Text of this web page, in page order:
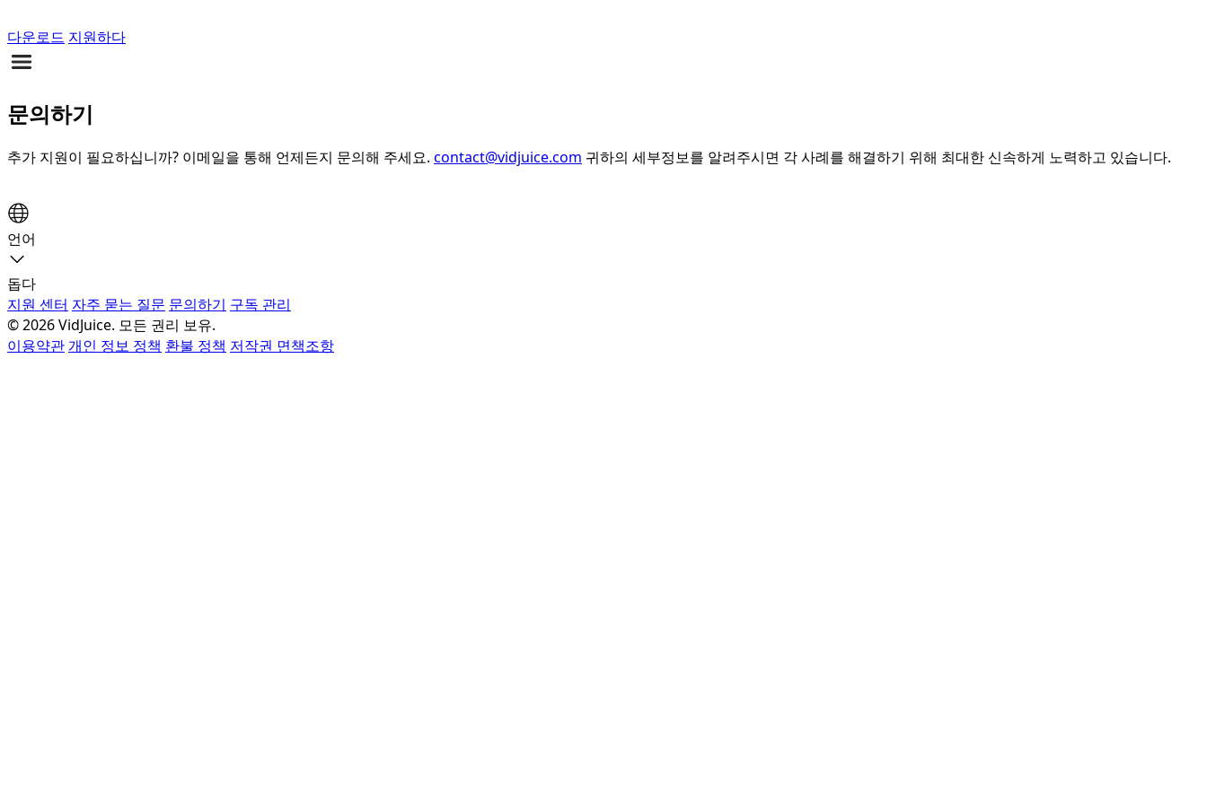
다운로드 지원하다
문의하기
추가 지원이 필요하십니까? 이메일을 통해 언제든지 문의해 주세요. contact@vidjuice.com 귀하의 세부정보를 알려주시면 각 사례를 해결하기 위해 최대한 신속하게 노력하고 있습니다.
언어
돕다
지원 센터 자주 묻는 질문 문의하기 구독 관리
© 2026 VidJuice. 모든 권리 보유.
이용약관개인 정보 정책 환불 정책 저작권 면책조항